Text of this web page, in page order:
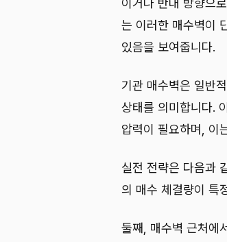
이거나 반대 방향으
는 이러한 매수벽이
있음을 보여줍니다.
기관 매수벽은 일반
상태를 의미합니다.
압력이 필요하며, 이
실전 전략은 다음과
의 매수 체결량이 특
둘째, 매수벽 근처에